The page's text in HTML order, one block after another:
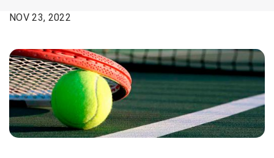
FECHA:
NOV 23, 2022